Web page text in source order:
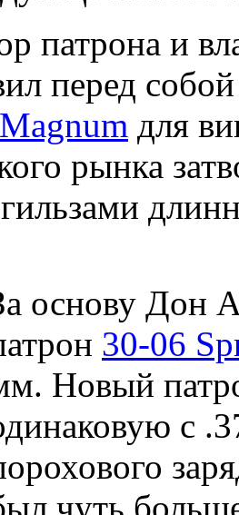
патрона и
перед
для
рынка
основу Дон
30-06
Новый
с